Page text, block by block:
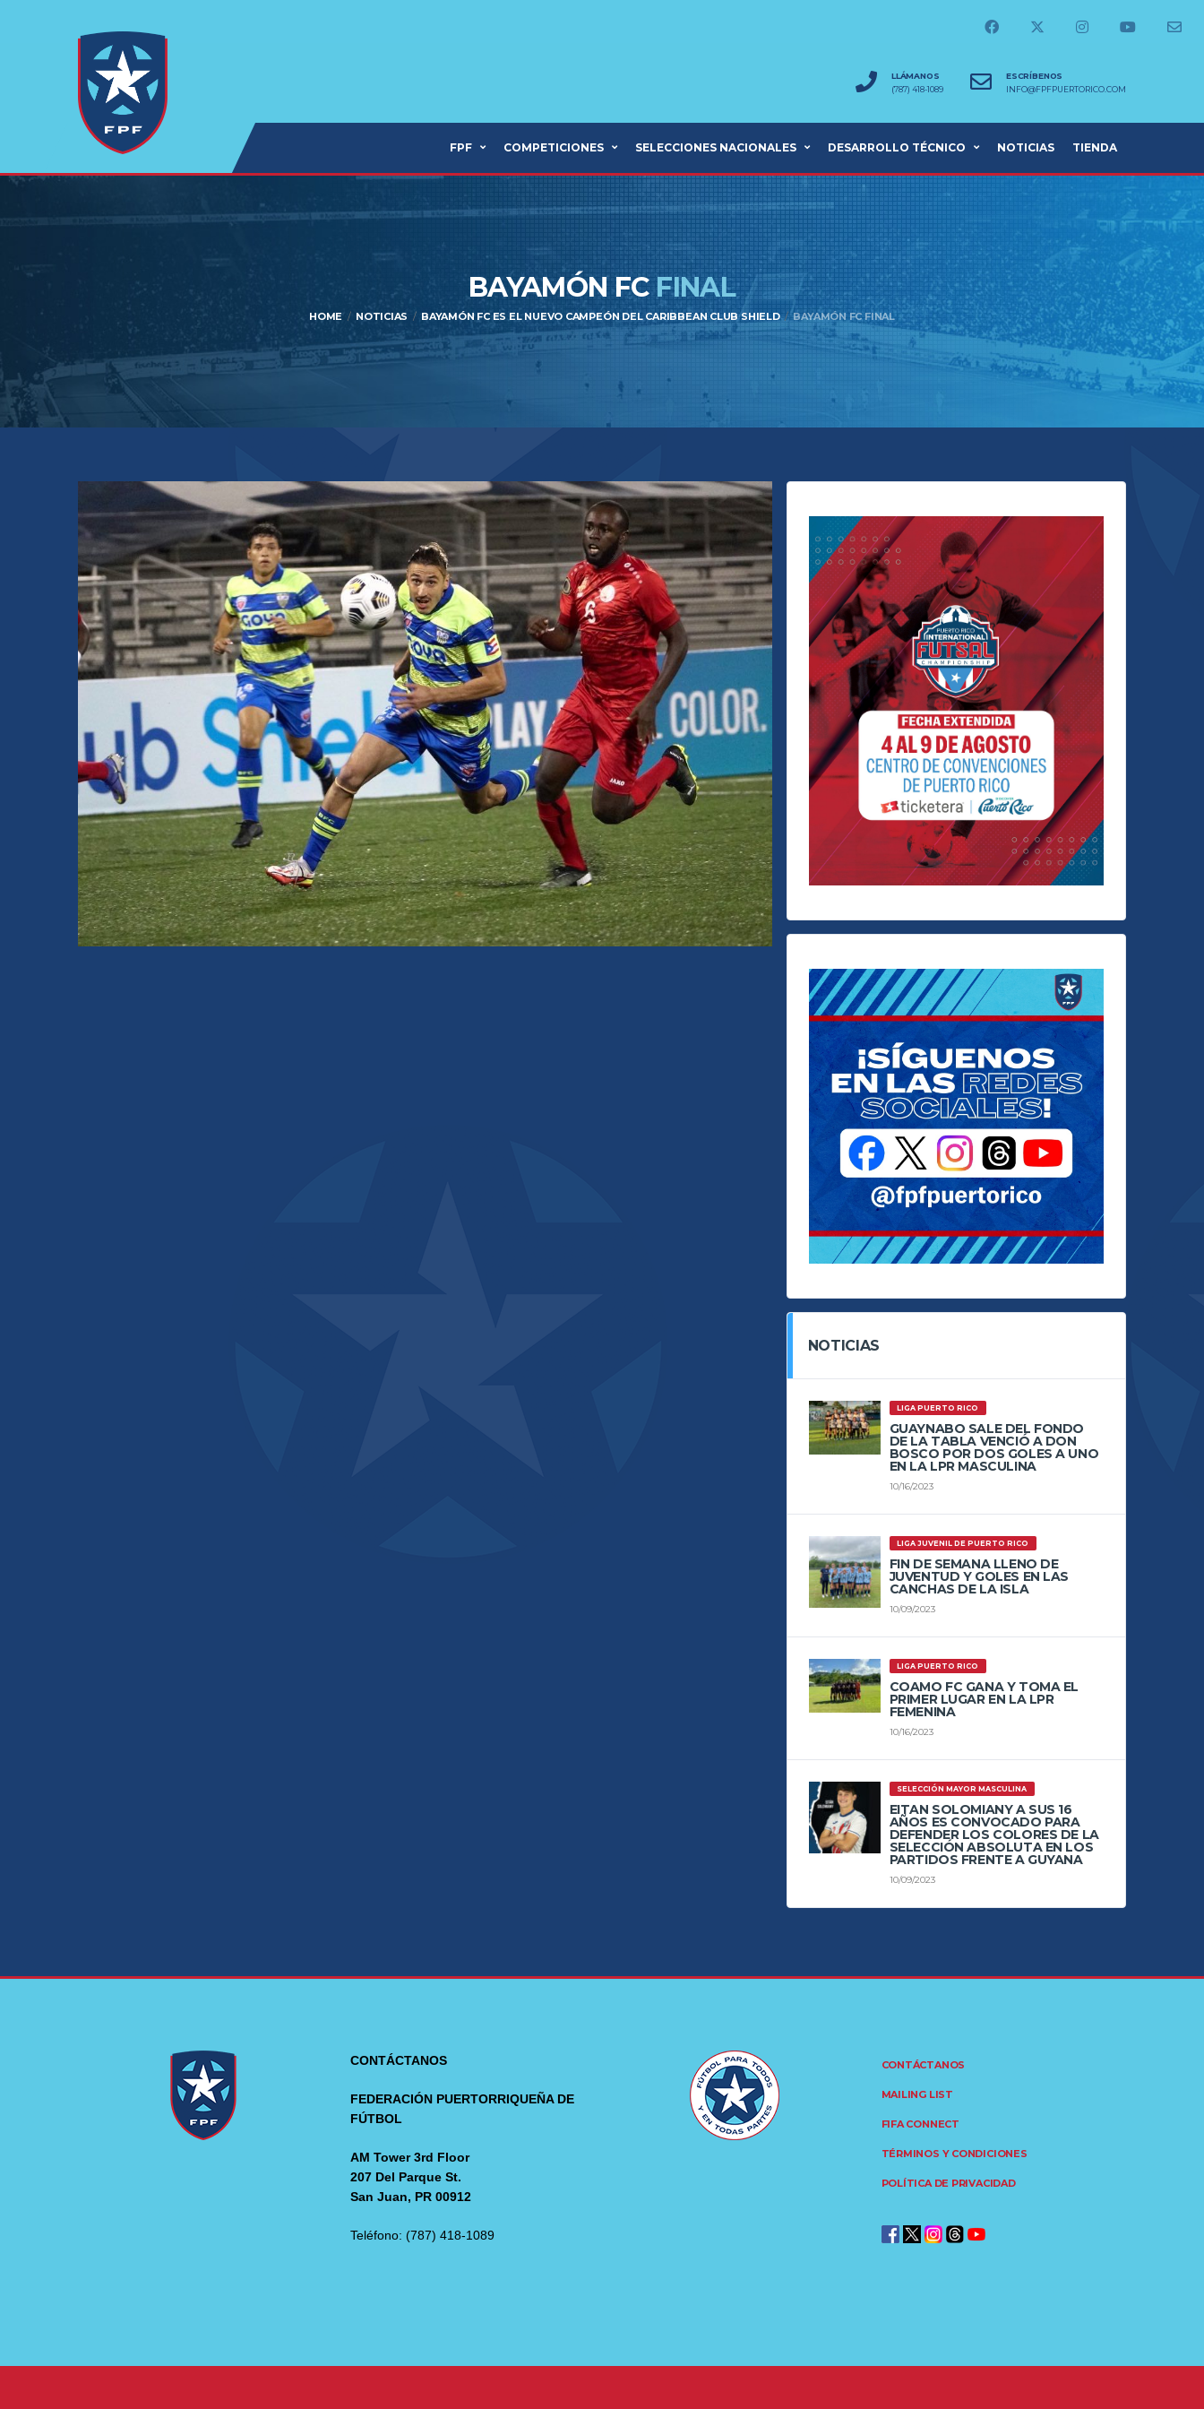
LLÁMANOS
(787) 418-1089
ESCRÍBENOS
INFO@FPFPUERTORICO.COM
FPF COMPETICIONES SELECCIONES NACIONALES DESARROLLO TÉCNICO NOTICIAS TIENDA
BAYAMÓN FCFINAL
HOME NOTICIAS BAYAMÓN FC ES EL NUEVO CAMPEÓN DEL CARIBBEAN CLUB SHIELD BAYAMÓN FC FINAL
NOTICIAS
LIGA PUERTO RICO
GUAYNABO SALE DEL FONDO
DE LA TABLA VENCIÓ A DON
BOSCO POR DOS GOLES A UNO
EN LA LPR MASCULINA
10/16/2023
LIGA JUVENIL DE PUERTO RICO
FIN DE SEMANA LLENO DE
JUVENTUD Y GOLES EN LAS
CANCHAS DE LA ISLA
10/09/2023
LIGA PUERTO RICO
COAMO FC GANA Y TOMA EL
PRIMER LUGAR EN LA LPR
FEMENINA
10/16/2023
SELECCIÓN MAYOR MASCULINA
EITAN SOLOMIANY A SUS 16
AÑOS ES CONVOCADO PARA
DEFENDER LOS COLORES DE LA
SELECCIÓN ABSOLUTA EN LOS
PARTIDOS FRENTE A GUYANA
10/09/2023
CONTÁCTANOS
FEDERACIÓN PUERTORRIQUEÑA DE
FÚTBOL
AM Tower 3rd Floor
207 Del Parque St.
San Juan, PR 00912
Teléfono: (787) 418-1089
CONTÁCTANOS
MAILING LIST
FIFA CONNECT
TÉRMINOS Y CONDICIONES
POLÍTICA DE PRIVACIDAD